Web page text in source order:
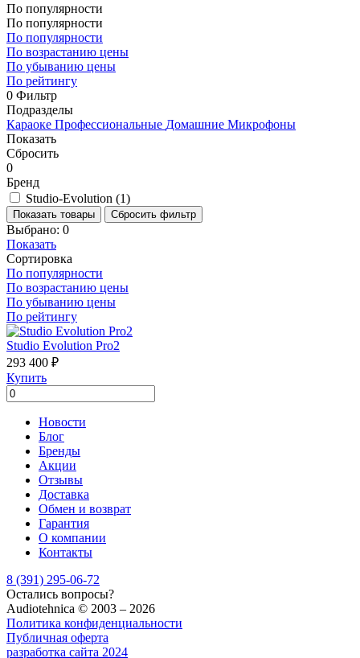
По популярности
По популярности
По популярности
По возрастанию цены
По убыванию цены
По рейтингу
0 Фильтр
Подразделы
Караоке Профессиональные Домашние Микрофоны
Показать
Сбросить
0
Бренд
Studio-Evolution (1)
Показать товары Сбросить фильтр
Выбрано: 0
Показать
Сортировка
По популярности
По возрастанию цены
По убыванию цены
По рейтингу
Studio Evolution Pro2
293 400 ₽
Купить
Новости
Блог
Бренды
Акции
Отзывы
Доставка
Обмен и возврат
Гарантия
О компании
Контакты
8 (391) 295-06-72
Остались вопросы?
Audiotehnica ©️ 2003 – 2026
Политика конфиденциальности
Публичная оферта
разработка сайта 2024